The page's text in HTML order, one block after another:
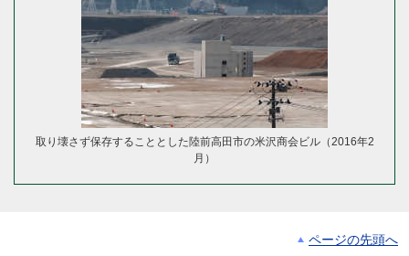
取り壊さず保存することとした陸前高田市の米沢商会ビル（2016年2
月）
ページの先頭へ